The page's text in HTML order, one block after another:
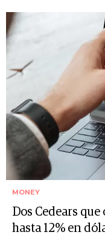
MONEY
Dos Cedears
hasta 12% en